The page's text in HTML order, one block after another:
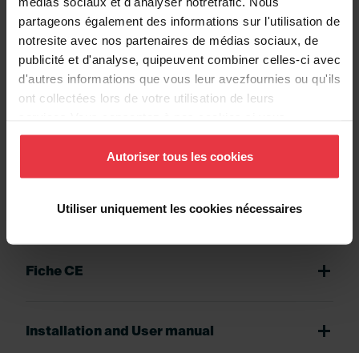
partageons également des informations sur l'utilisation de
notresite avec nos partenaires de médias sociaux, de
publicité et d'analyse, quipeuvent combiner celles-ci avec
d'autres informations que vous leur avezfournies ou qu'ils
ont collectées lors de votre utilisation de leurs
continuez à utiliser notre site Web.
Autoriser tous les cookies
Utiliser uniquement les cookies nécessaires
Téléchargements
Fiche produit
Dessin technique
Etiquette énergétique
Fiche CE
Installation and User manual